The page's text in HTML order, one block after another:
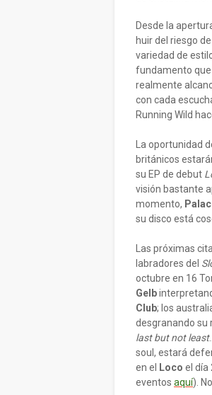
Desde la
huir del riesgo
variedad de
fundamento
realmente
con cada
Running Wild
La oportunidad
británicos
su EP de debut
visión bastante
momento,
su disco está
Las próximas
labradores del
octubre en 16
Gelb
Club; los
desgranando su
last but not least
soul, estará
en el
Loco el día
eventos aquí).